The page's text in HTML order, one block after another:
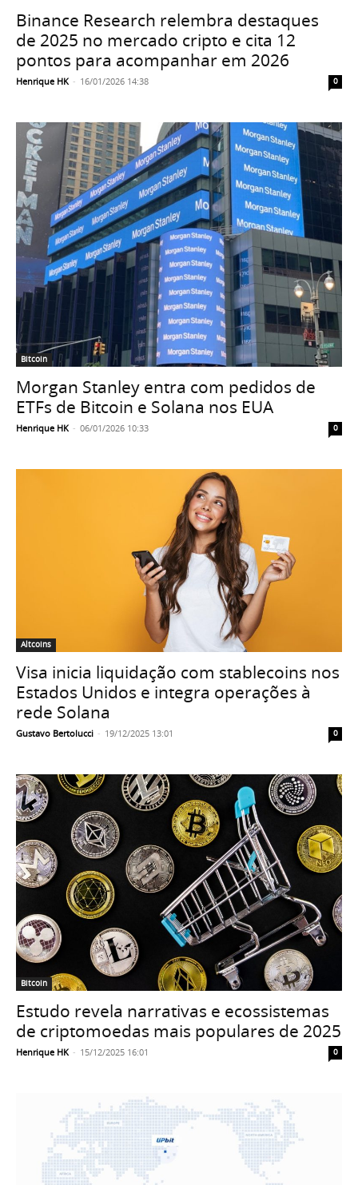
Binance Research relembra destaques
de 2025 no mercado cripto e cita 12
pontos para acompanhar em 2026
Henrique HK - 16/01/2026 14:38 0
Bitcoin
Morgan Stanley entra com pedidos de
ETFs de Bitcoin e Solana nos EUA
Henrique HK - 06/01/2026 10:33 0
Altcoins
Visa inicia liquidação com stablecoins nos
Estados Unidos e integra operações à
rede Solana
Gustavo Bertolucci - 19/12/2025 13:01 0
Bitcoin
Estudo revela narrativas e ecossistemas
de criptomoedas mais populares de 2025
Henrique HK - 15/12/2025 16:01 0